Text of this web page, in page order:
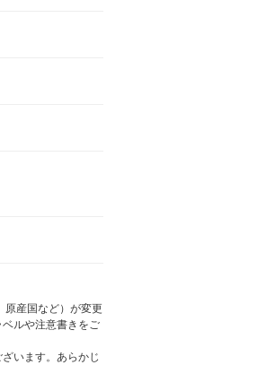
原産国など）が変更
ルや注意書きをご
います。あらかじ